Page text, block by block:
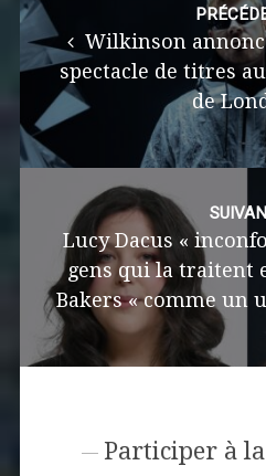
navigation
Wilkinson
spectacle de titres
de
Lucy Dacus «
gens qui la traitent
Bakers « comme un
Participer à